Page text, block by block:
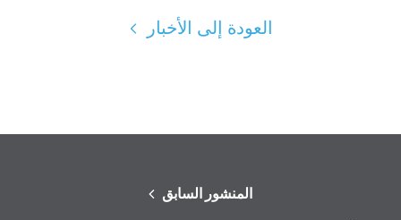
العودة إلى الأخبار
المنشور السابق